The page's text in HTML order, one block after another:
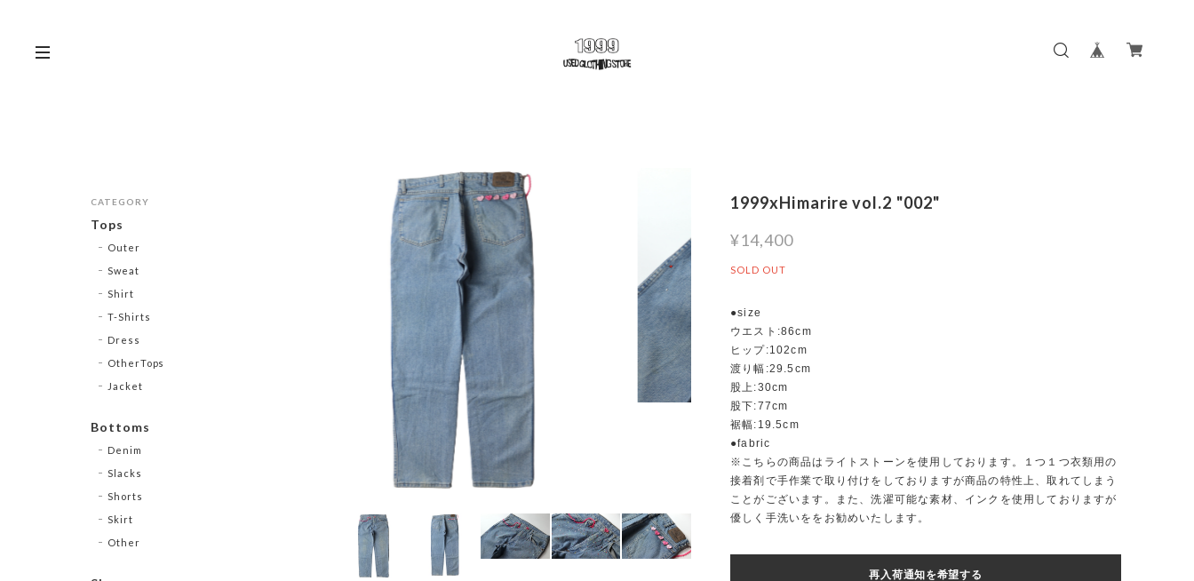
1999xHimarire vol.2 "002"
¥14,400
SOLD OUT
●size
ウエスト:86cm
ヒップ:102cm
渡り幅:29.5cm
股上:30cm
股下:77cm
裾幅:19.5cm
●fabric
※こちらの商品はライトストーンを使用しております。１つ１つ衣類用の
接着剤で手作業で取り付けをしておりますが商品の特性上、取れてしまう
ことがございます。また、洗濯可能な素材、インクを使用しておりますが
優しく手洗いををお勧めいたします。
再入荷通知を希望する
CATEGORY
Tops
Outer
Sweat
Shirt
T-Shirts
Dress
OtherTops
Jacket
Bottoms
Denim
Slacks
Shorts
Skirt
Other